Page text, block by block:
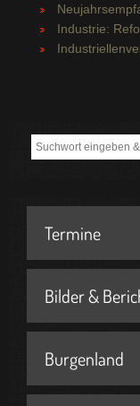
Industrie:
Termine
Bilder &
Burgenland